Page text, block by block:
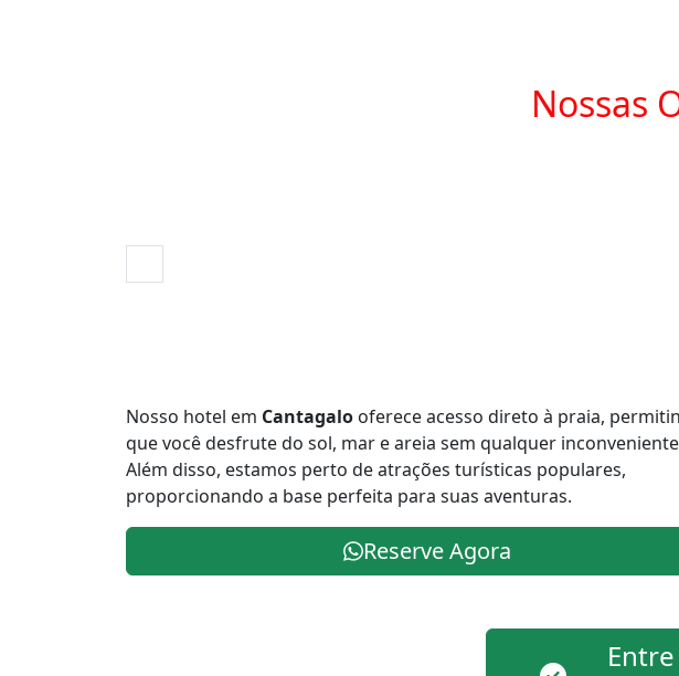
Nossas
Nosso hotel em Cantagalo oferece acesso direto à praia,
que você desfrute do sol, mar e areia sem qualquer
Além disso, estamos perto de atrações turísticas populares,
proporcionando a base perfeita para suas aventuras.
Reserve Agora